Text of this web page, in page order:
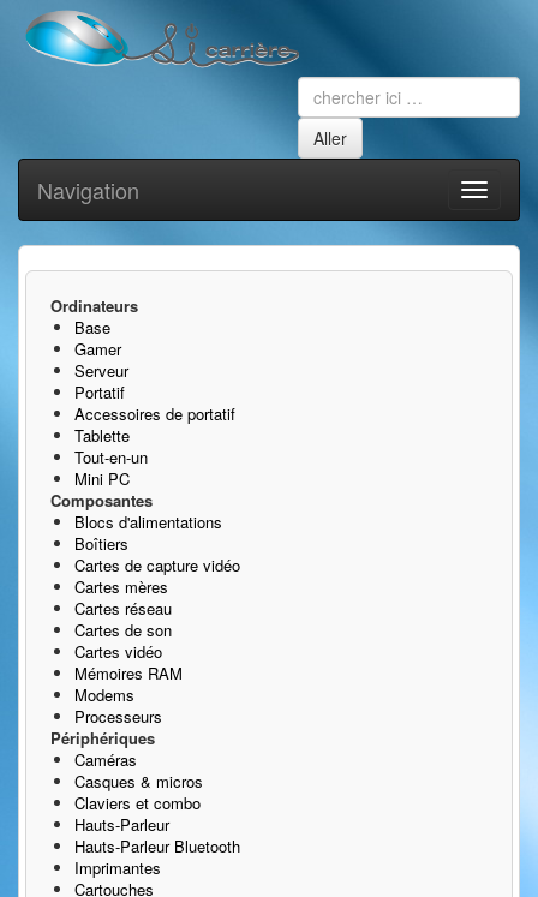
Toggle
Navigation
Ordinateurs
Base
Gamer
Serveur
Portatif
Accessoires de portatif
Tablette
Tout-en-un
Mini PC
Composantes
Blocs d'alimentations
Boîtiers
Cartes de capture vidéo
Cartes mères
Cartes réseau
Cartes de son
Cartes vidéo
Mémoires RAM
Modems
Processeurs
Périphériques
Caméras
Casques & micros
Claviers et combo
Hauts-Parleur
Hauts-Parleur Bluetooth
Imprimantes
Cartouches